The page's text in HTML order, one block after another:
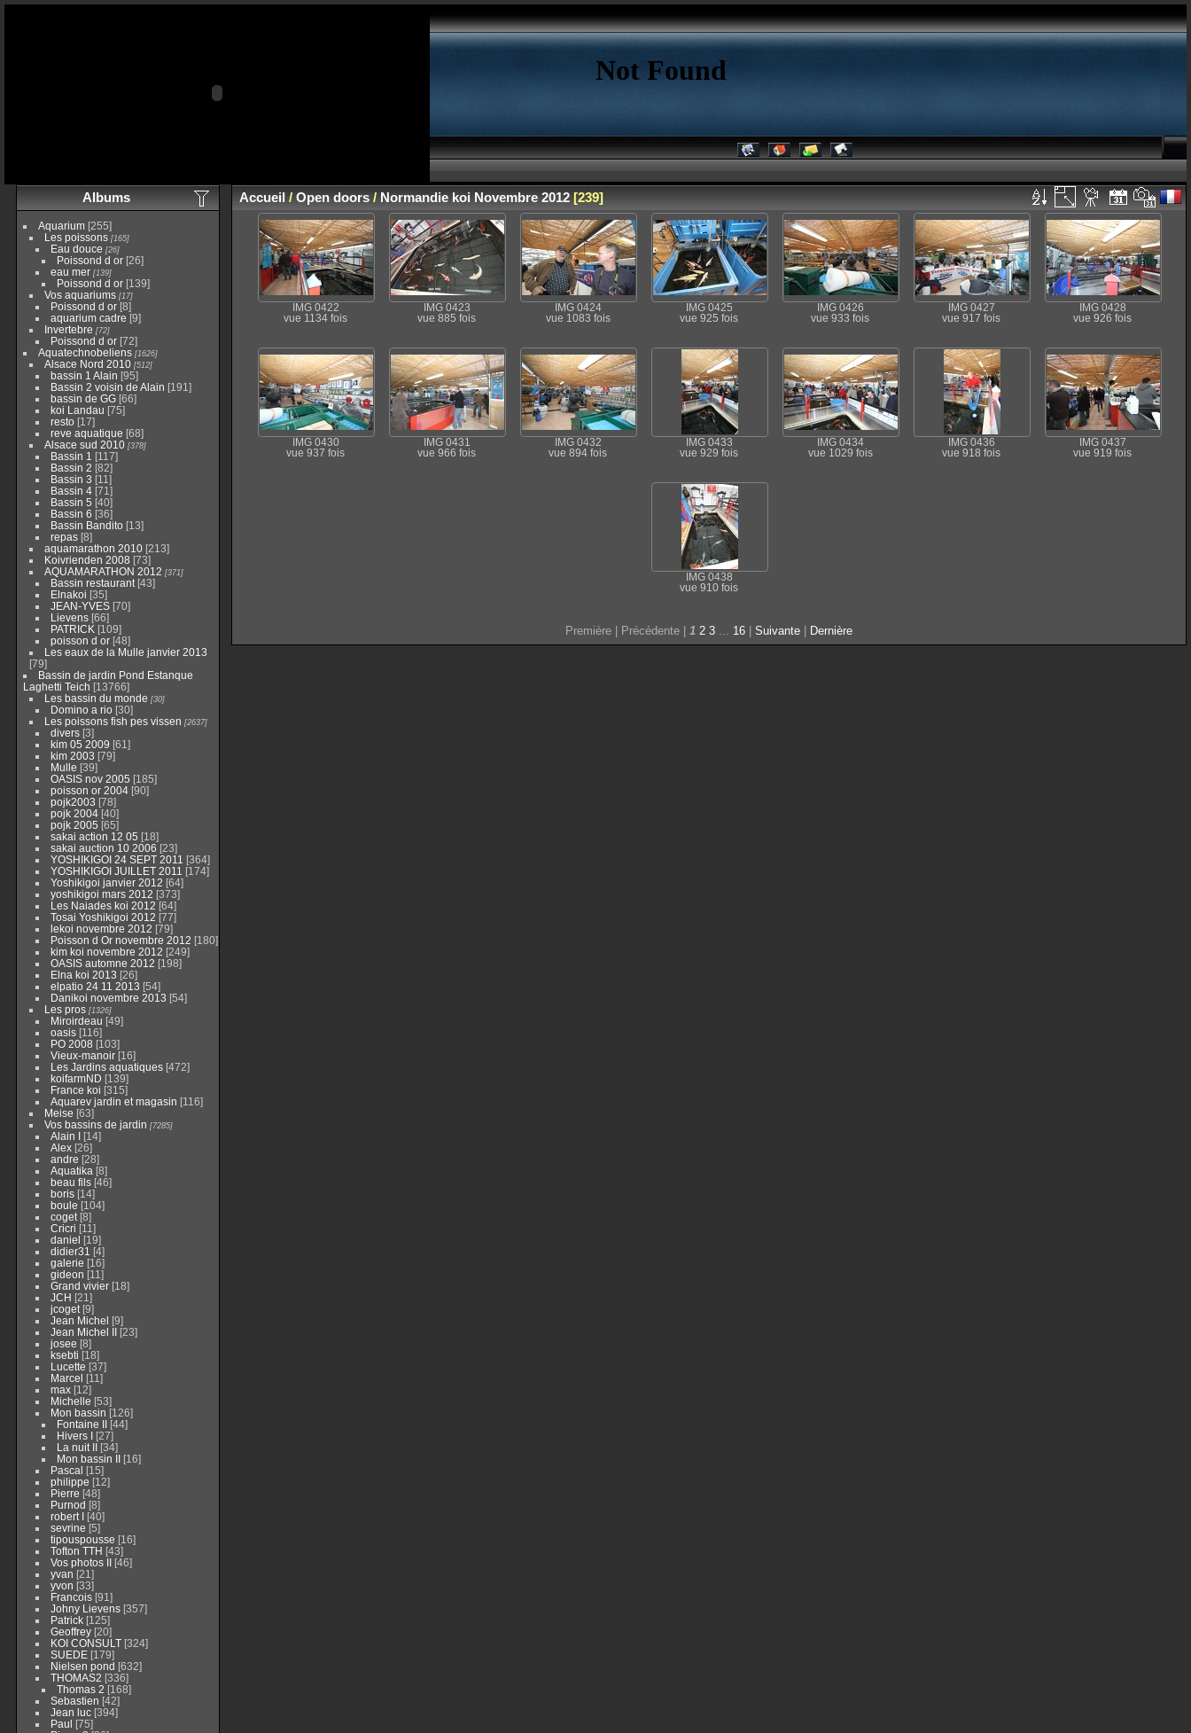
Albums
Aquarium [255]
Les poissons [165]
Eau douce [26]
Poissond d or [26]
eau mer [139]
Poissond d or [139]
Vos aquariums [17]
Poissond d or [8]
aquarium cadre [9]
Invertebre [72]
Poissond d or [72]
Aquatechnobeliens [1626]
Alsace Nord 2010 [512]
bassin 1 Alain [95]
Bassin 2 voisin de Alain [191]
bassin de GG [66]
koi Landau [75]
resto [17]
reve aquatique [68]
Alsace sud 2010 [378]
Bassin 1 [117]
Bassin 2 [82]
Bassin 3 [11]
Bassin 4 [71]
Bassin 5 [40]
Bassin 6 [36]
Bassin Bandito [13]
repas [8]
aquamarathon 2010 [213]
Koivrienden 2008 [73]
AQUAMARATHON 2012 [371]
Bassin restaurant [43]
Elnakoi [35]
JEAN-YVES [70]
Lievens [66]
PATRICK [109]
poisson d or [48]
Les eaux de la Mulle janvier 2013
[79]
Bassin de jardin Pond Estanque
Laghetti Teich [13766]
Les bassin du monde [30]
Domino a rio [30]
Les poissons fish pes vissen [2637]
divers [3]
kim 05 2009 [61]
kim 2003 [79]
Mulle [39]
OASIS nov 2005 [185]
poisson or 2004 [90]
pojk2003 [78]
pojk 2004 [40]
pojk 2005 [65]
sakai action 12 05 [18]
sakai auction 10 2006 [23]
YOSHIKIGOI 24 SEPT 2011 [364]
YOSHIKIGOI JUILLET 2011 [174]
Yoshikigoi janvier 2012 [64]
yoshikigoi mars 2012 [373]
Les Naiades koi 2012 [64]
Tosai Yoshikigoi 2012 [77]
lekoi novembre 2012 [79]
Poisson d Or novembre 2012 [180]
kim koi novembre 2012 [249]
OASIS automne 2012 [198]
Elna koi 2013 [26]
elpatio 24 11 2013 [54]
Danikoi novembre 2013 [54]
Les pros [1326]
Miroirdeau [49]
oasis [116]
PO 2008 [103]
Vieux-manoir [16]
Les Jardins aquatiques [472]
koifarmND [139]
France koi [315]
Aquarev jardin et magasin [116]
Meise [63]
Vos bassins de jardin [7285]
Alain I [14]
Alex [26]
andre [28]
Aquatika [8]
beau fils [46]
boris [14]
boule [104]
coget [8]
Cricri [11]
daniel [19]
didier31 [4]
galerie [16]
gideon [11]
Grand vivier [18]
JCH [21]
jcoget [9]
Jean Michel [9]
Jean Michel II [23]
josee [8]
ksebti [18]
Lucette [37]
Marcel [11]
max [12]
Michelle [53]
Mon bassin [126]
Fontaine II [44]
Hivers I [27]
La nuit II [34]
Mon bassin II [16]
Pascal [15]
philippe [12]
Pierre [48]
Purnod [8]
robert I [40]
sevrine [5]
tipouspousse [16]
Tofton TTH [43]
Vos photos II [46]
yvan [21]
yvon [33]
Francois [91]
Johny Lievens [357]
Patrick [125]
Geoffrey [20]
KOI CONSULT [324]
SUEDE [179]
Nielsen pond [632]
THOMAS2 [336]
Thomas 2 [168]
Sebastien [42]
Jean luc [394]
Paul [75]
Accueil/ Open doors/ Normandie koi Novembre 2012[239]
IMG 0422
vue 1134 fois
IMG 0423
vue 885 fois
IMG 0424
vue 1083 fois
IMG 0425
vue 925 fois
IMG 0426
vue 933 fois
IMG 0427
vue 917 fois
IMG 0428
vue 926 fois
IMG 0430
vue 937 fois
IMG 0431
vue 966 fois
IMG 0432
vue 894 fois
IMG 0433
vue 929 fois
IMG 0434
vue 1029 fois
IMG 0436
vue 918 fois
IMG 0437
vue 919 fois
IMG 0438
vue 910 fois
Première | Précédente | 1 2 3 ... 16 Suivante Dernière